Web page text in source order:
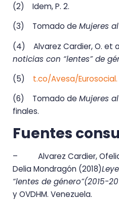
(2) Idem, P. 2.
(3) Tomado de Mujeres
(4) Alvarez Cardier, O. et
noticias con “lentes” de
(5) t.co/Avesa/Eurosocial.
(6) Tomado de Mujeres
finales.
Fuentes
– Alvarez Cardier,
Delia Mondragón (2018)
“lentes de género”(2015-
y OVDHM. Venezuela.